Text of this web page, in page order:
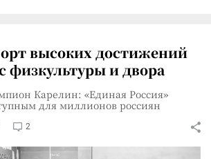
высоких достижений
физкультуры и двора
Карелин: «Единая Россия»
для миллионов россиян
2